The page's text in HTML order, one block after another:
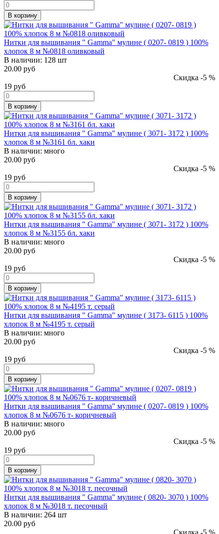
В корзину
Нитки для вышивания " Gamma" мулине ( 0207- 0819 ) 100%
хлопок 8 м №0818 оливковый
В наличии: 128 шт
20.00 руб
Скидка -5 %
19 руб
В корзину
Нитки для вышивания " Gamma" мулине ( 3071- 3172 ) 100%
хлопок 8 м №3161 бл. хаки
В наличии: много
20.00 руб
Скидка -5 %
19 руб
В корзину
Нитки для вышивания " Gamma" мулине ( 3071- 3172 ) 100%
хлопок 8 м №3155 бл. хаки
В наличии: много
20.00 руб
Скидка -5 %
19 руб
В корзину
Нитки для вышивания " Gamma" мулине ( 3173- 6115 ) 100%
хлопок 8 м №4195 т. серый
В наличии: много
20.00 руб
Скидка -5 %
19 руб
В корзину
Нитки для вышивания " Gamma" мулине ( 0207- 0819 ) 100%
хлопок 8 м №0676 т- коричневый
В наличии: много
20.00 руб
Скидка -5 %
19 руб
В корзину
Нитки для вышивания " Gamma" мулине ( 0820- 3070 ) 100%
хлопок 8 м №3018 т. песочный
В наличии: 264 шт
20.00 руб
Скидка -5 %